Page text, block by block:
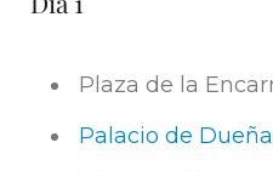
Plaza de la
Palacio de